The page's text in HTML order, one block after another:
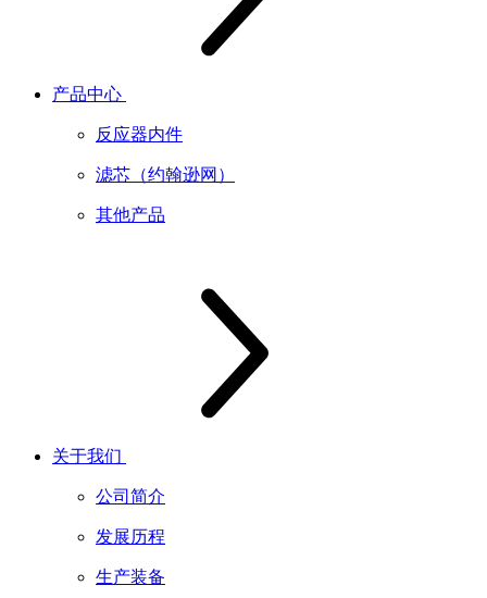
产品中心
反应器内件
滤芯（约翰逊网）
其他产品
关于我们
公司简介
发展历程
生产装备